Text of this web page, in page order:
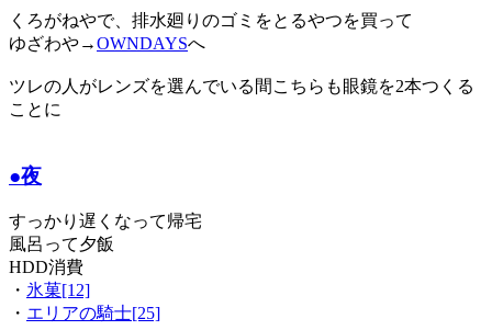
くろがねやで、排水廻りのゴミをとるやつを買って
ゆざわや→OWNDAYSへ
ツレの人がレンズを選んでいる間こちらも眼鏡を2本つくる
ことに
●夜
すっかり遅くなって帰宅
風呂って夕飯
HDD消費
・ 氷菓[12]
・ エリアの騎士[25]